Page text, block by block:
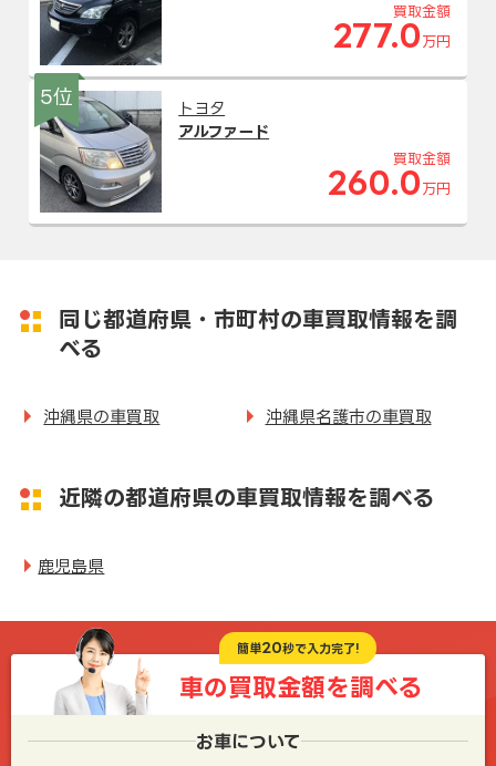
買取金額
277.0 万円
5位
トヨタ
アルファード
買取金額
260.0 万円
同じ都道府県・市町村の車買取情報を調
べる
沖縄県の車買取 沖縄県名護市の車買取
近隣の都道府県の車買取情報を調べる
鹿児島県
簡単20秒で入力完了!
車の買取金額を調べる
お車について